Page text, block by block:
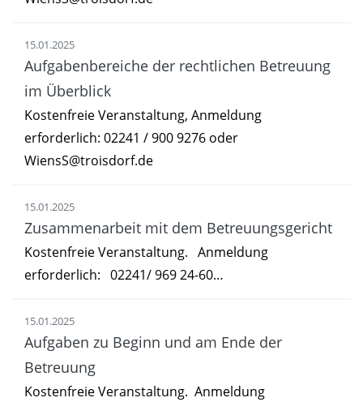
15.01.2025
Aufgabenbereiche der rechtlichen Betreuung
im Überblick
Kostenfreie Veranstaltung, Anmeldung
erforderlich: 02241 / 900 9276 oder
WiensS@troisdorf.de
15.01.2025
Zusammenarbeit mit dem Betreuungsgericht
Kostenfreie Veranstaltung. Anmeldung
erforderlich: 02241/ 969 24-60…
15.01.2025
Aufgaben zu Beginn und am Ende der
Betreuung
Kostenfreie Veranstaltung. Anmeldung